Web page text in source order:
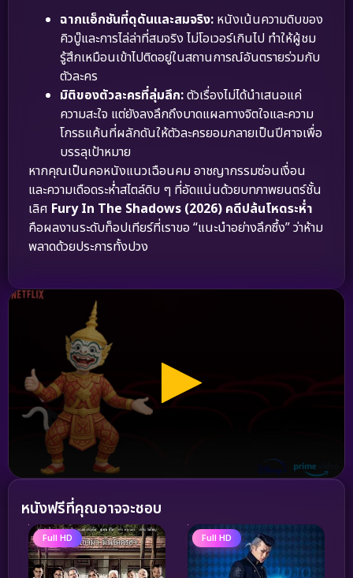
ฉากแอ็กชันที่ดุดันและสมจริง: หนังเน้นความดิบของ
คิวบู๊และการไล่ล่าที่สมจริง ไม่โอเวอร์เกินไป ทำให้ผู้ชม
รู้สึกเหมือนเข้าไปติดอยู่ในสถานการณ์อันตรายร่วมกับ
ตัวละคร
มิติของตัวละครที่ลุ่มลึก:ตัวเรื่องไม่ได้นำเสนอแค่
ความสะใจ แต่ยังลงลึกถึงบาดแผลทางจิตใจและความ
โกรธแค้นที่ผลักดันให้ตัวละครยอมกลายเป็นปีศาจเพื่อ
บรรลุเป้าหมาย
หากคุณเป็นคอหนังแนวเฉือนคม อาชญากรรมซ่อนเงื่อน
และความเดือดระห่ำสไตล์ดิบ ๆ ที่อัดแน่นด้วยบทภาพยนตร์ชั้น
เลิศ Fury In The Shadows (2026) คดีปล้นโหดระห่ำ
คือผลงานระดับท็อปเทียร์ที่เราขอ “แนะนำอย่างลึกซึ้ง” ว่าห้าม
พลาดด้วยประการทั้งปวง
หนังฟรีที่คุณอาจจะชอบ
Full HD Full HD